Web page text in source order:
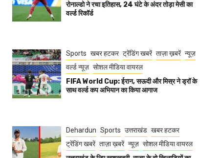
रोनाल्डो ने रचा इतिहास, 24 घंटे के अंदर तोड़ा मेसी का
वर्ल्ड रिकॉर्ड
Sports खबर हटकर ट्रेंडिंग खबरें ताज़ा ख़बरें न्यूज़
वर्ल्ड न्यूज़ सोशल मीडिया वायरल
FIFA World Cup: ईरान, सऊदी और मिस्र ने ड्रॉ के
साथ वर्ल्ड कप अभियान का किया आगाज
Dehardun Sports उत्तराखंड खबर हटकर
ट्रेंडिंग खबरें ताज़ा ख़बरें न्यूज़ सोशल मीडिया वायरल